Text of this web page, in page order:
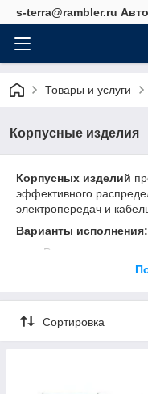
s-terra@rambler.ru
Товары и услуги
Корпусные изделия
Корпусных изделий
эффективного
электропередач и
Варианты исполнения:
Сортировка